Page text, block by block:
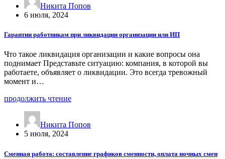
Никита Попов
6 июля, 2024
Гарантии работникам при ликвидации организации или ИП
Что такое ликвидация организации и какие вопросы она
поднимает Представьте ситуацию: компания, в которой вы
работаете, объявляет о ликвидации. Это всегда тревожный
момент и…
продолжить чтение
Никита Попов
5 июля, 2024
Сменная работа: составление графиков сменности, оплата ночных смен